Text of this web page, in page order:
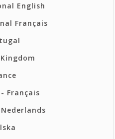
English
Français
Français